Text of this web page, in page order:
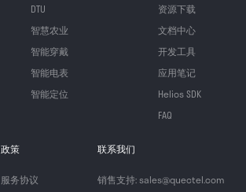
DTU
智慧农业
智能穿戴
智能电表
智能定位
资源下载
文档中心
开发工具
应用笔记
Helios SDK
FAQ
政策
服务协议
联系我们
销售支持: sales@quectel.com